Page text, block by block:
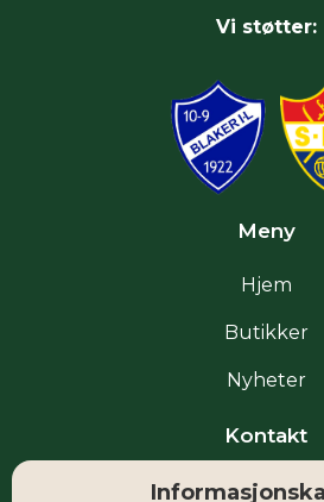
Vi støtter:
Meny
Hjem
Butikker
Nyheter
Kontakt